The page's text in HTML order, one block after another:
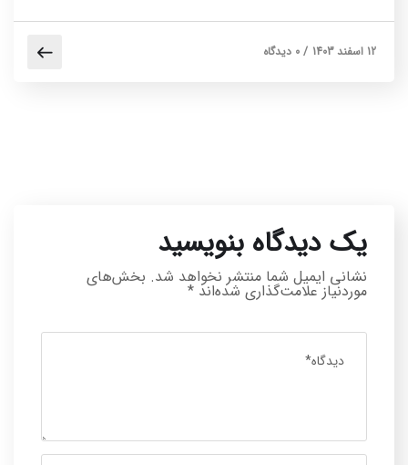
12 اسفند 1403 / 0 دیدگاه
یک دیدگاه بنویسید
نشانی ایمیل شما منتشر نخواهد شد. بخش‌های
موردنیاز علامت‌گذاری شده‌اند *